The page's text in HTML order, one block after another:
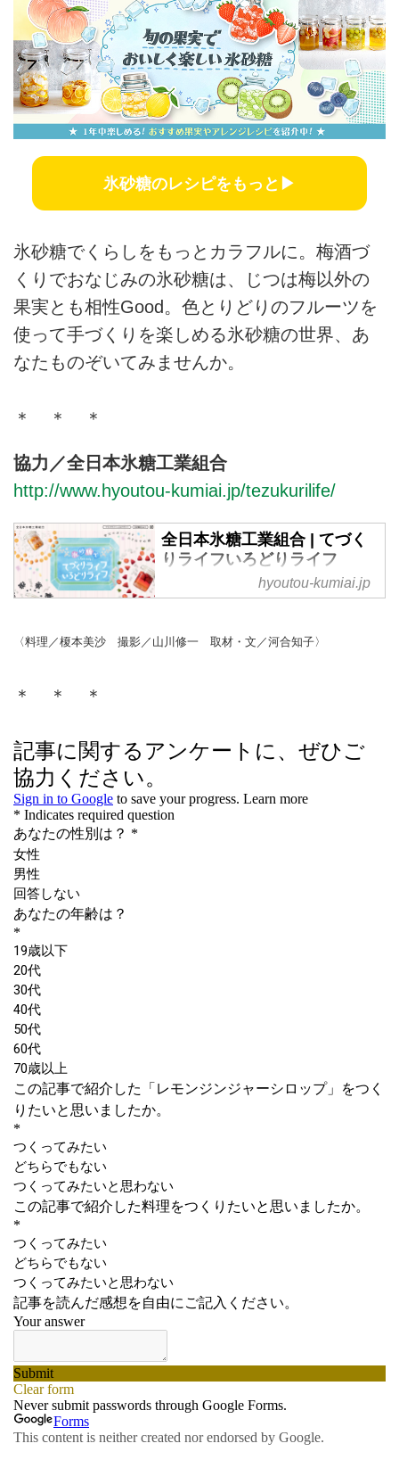
氷砂糖のレシピをもっと▶
氷砂糖でくらしをもっとカラフルに。梅酒づ
くりでおなじみの氷砂糖は、じつは梅以外の
果実とも相性Good。色とりどりのフルーツを
使って手づくりを楽しめる氷砂糖の世界、あ
なたものぞいてみませんか。
＊ ＊ ＊
協力／全日本氷糖工業組合
http://www.hyoutou-kumiai.jp/tezukurilife/
全日本氷糖工業組合 | てづく
りライフいろどりライフ
果実のおいしさを引き出す砂糖。
糖は、じつは梅以外の果実とも相
hyoutou-kumiai.jp
〈料理／榎本美沙 撮影／山川修一 取材・文／河合知子〉
＊ ＊ ＊